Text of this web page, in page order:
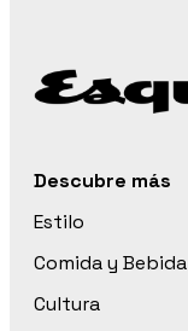
Descubre más
Estilo
Comida y Bebida
Cultura